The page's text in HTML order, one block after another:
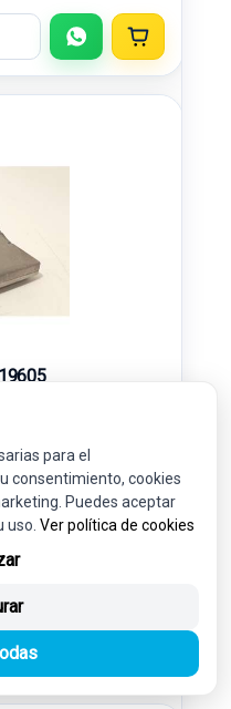
para el
consentimiento, cookies
Puedes aceptar
Ver política de cookies